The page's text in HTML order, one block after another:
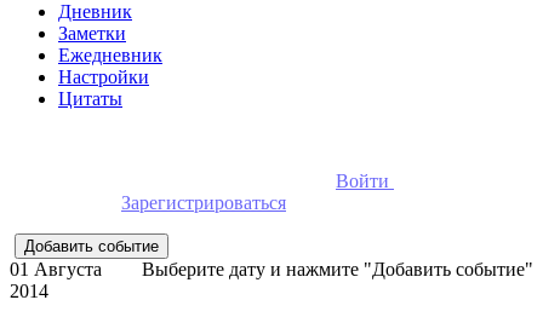
Дневник
Заметки
Ежедневник
Настройки
Цитаты
Войти
Зарегистрироваться
Выберите дату и нажмите "Добавить событие"
01 Августа
2014